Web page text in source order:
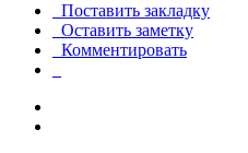
Поставить закладку
Оставить заметку
Комментировать